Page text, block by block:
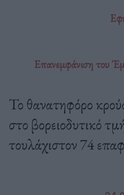
Επανεμφάνιση του
Το θανατηφόρο
στο βορειοδυτικό
τουλάχιστον 74